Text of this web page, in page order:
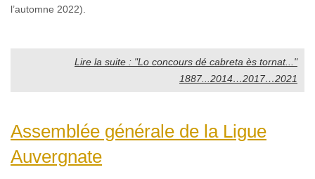
l’automne 2022).
Lire la suite : "Lo concours dé cabreta ès tornat..."
1887...2014…2017…2021
Assemblée générale de la Ligue
Auvergnate